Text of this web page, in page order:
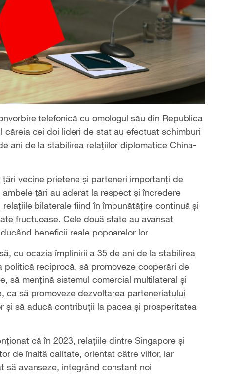
telefonică cu omologul său din Republica
căreia cei doi lideri de stat au efectuat schimburi
ani de la stabilirea relațiilor diplomatice China-
vecine prietene și parteneri importanți de
țări au aderat la respect și încredere
bilaterale fiind în îmbunătățire continuă și
fructuoase. Cele două state au avansat
beneficii reale popoarelor lor.
cu ocazia împlinirii a 35 de ani de la stabilirea
reciprocă, să promoveze cooperări de
să mențină sistemul comercial multilateral și
ca să promoveze dezvoltarea parteneriatului
să aducă contribuții la pacea și prosperitatea
că în 2023, relațiile dintre Singapore și
de înaltă calitate, orientat către viitor, iar
să avanseze, integrând constant noi